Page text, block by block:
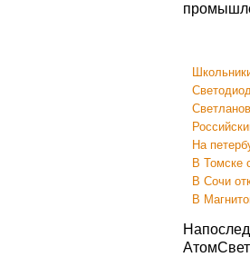
На
В Томске
В Сочи
В